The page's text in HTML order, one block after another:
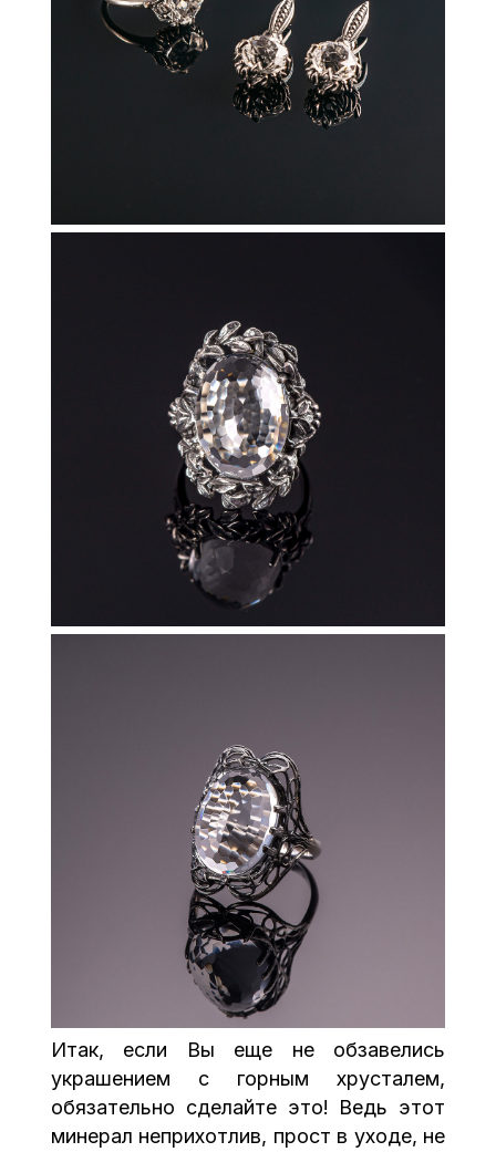
Итак, если Вы еще не обзавелись
украшением с горным хрусталем,
обязательно сделайте это! Ведь этот
минерал неприхотлив, прост в уходе, не